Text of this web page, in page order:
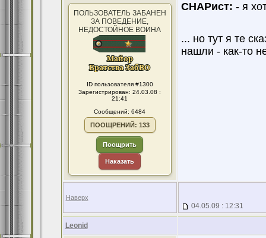
ПОЛЬЗОВАТЕЛЬ ЗАБАНЕН
ЗА ПОВЕДЕНИЕ,
НЕДОСТОЙНОЕ ВОИНА
ID пользователя #1300
Зарегистрирован: 24.03.08 :
21:41
Сообщений: 6484
ПООЩРЕНИЙ: 133
Поощрить
Наказать
СНАРист: - я
... но тут я те
нашли - как-то
Наверх
04.05.09 : 12:31
Leonid